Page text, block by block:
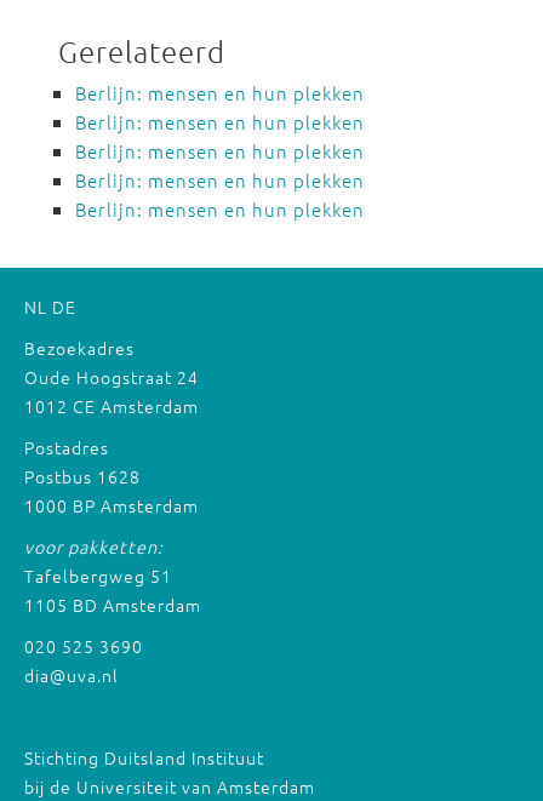
Gerelateerd
Berlijn: mensen en hun plekken
Berlijn: mensen en hun plekken
Berlijn: mensen en hun plekken
Berlijn: mensen en hun plekken
Berlijn: mensen en hun plekken
NL DE
Bezoekadres
Oude Hoogstraat 24
1012 CE Amsterdam
Postadres
Postbus 1628
1000 BP Amsterdam
voor pakketten:
Tafelbergweg 51
1105 BD Amsterdam
020 525 3690
dia@uva.nl
Stichting Duitsland Instituut
bij de Universiteit van Amsterdam